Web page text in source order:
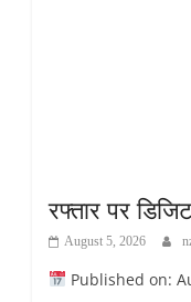
रफ्तार पर
August 5, 2026
Published on: